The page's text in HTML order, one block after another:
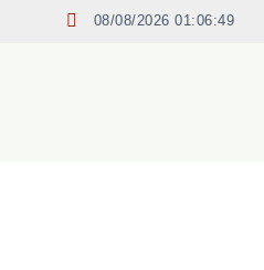
08/08/2026 01:06:50